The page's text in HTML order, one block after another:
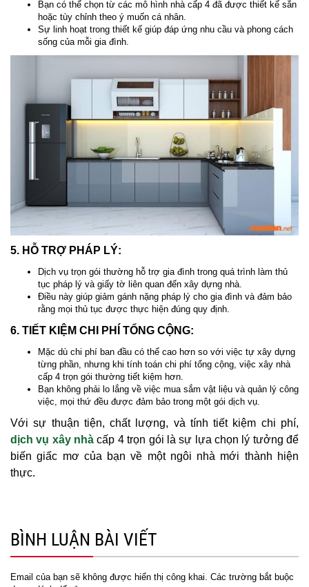
Bạn có thể chọn từ các mô hình nhà cấp 4 đã được thiết kế sẵn
hoặc tùy chỉnh theo ý muốn cá nhân.
Sự linh hoạt trong thiết kế giúp đáp ứng nhu cầu và phong cách
sống của mỗi gia đình.
5. HỖ TRỢ PHÁP LÝ:
Dịch vụ trọn gói thường hỗ trợ gia đình trong quá trình làm thủ
tục pháp lý và giấy tờ liên quan đến xây dựng nhà.
Điều này giúp giảm gánh nặng pháp lý cho gia đình và đảm bảo
rằng mọi thủ tục được thực hiện đúng quy định.
6. TIẾT KIỆM CHI PHÍ TỔNG CỘNG:
Mặc dù chi phí ban đầu có thể cao hơn so với việc tự xây dựng
từng phần, nhưng khi tính toán chi phí tổng cộng, việc xây nhà
cấp 4 trọn gói thường tiết kiệm hơn.
Bạn không phải lo lắng về việc mua sắm vật liệu và quản lý công
việc, mọi thứ đều được đảm bảo trong một gói dịch vụ.
Với sự thuận tiện, chất lượng, và tính tiết kiệm chi phí,
dịch vụ xây nhà cấp 4 trọn gói là sự lựa chọn lý tưởng để
biến giấc mơ của bạn về một ngôi nhà mới thành hiện
thực.
BÌNH LUẬN BÀI VIẾT
Email của bạn sẽ không được hiển thị công khai. Các trường bắt buộc